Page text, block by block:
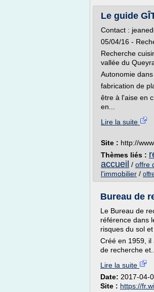
Le guide
Contact :
05/04/16 -
Recherche
vallée du
Autonomie
fabrication de
être à l'aise en
en...
Lire la suite
Site : http://
Thèmes liés :
accueil / offre
l'immobilier /
Bureau de
Le Bureau de
référence dans
risques du sol
Créé en 1959, il
de recherche et...
Lire la suite
Date: 2017-04-
Site : https://